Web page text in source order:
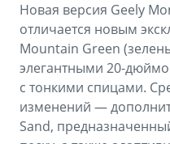
Новая версия Geely
отличается новым
Mountain Green
элегантными 20-
с тонкими спицами.
изменений —
Sand,